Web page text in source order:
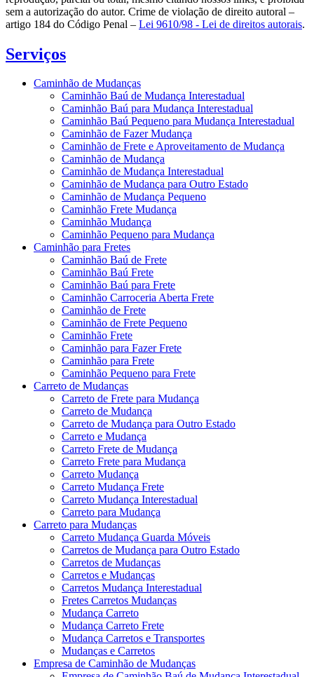
sem a autorização do autor. Crime de violação de direito autoral –
artigo 184 do Código Penal – Lei 9610/98 - Lei de direitos autorais.
Serviços
Caminhão de Mudanças
Caminhão Baú de Mudança Interestadual
Caminhão Baú para Mudança Interestadual
Caminhão Baú Pequeno para Mudança Interestadual
Caminhão de Fazer Mudança
Caminhão de Frete e Aproveitamento de Mudança
Caminhão de Mudança
Caminhão de Mudança Interestadual
Caminhão de Mudança para Outro Estado
Caminhão de Mudança Pequeno
Caminhão Frete Mudança
Caminhão Mudança
Caminhão Pequeno para Mudança
Caminhão para Fretes
Caminhão Baú de Frete
Caminhão Baú Frete
Caminhão Baú para Frete
Caminhão Carroceria Aberta Frete
Caminhão de Frete
Caminhão de Frete Pequeno
Caminhão Frete
Caminhão para Fazer Frete
Caminhão para Frete
Caminhão Pequeno para Frete
Carreto de Mudanças
Carreto de Frete para Mudança
Carreto de Mudança
Carreto de Mudança para Outro Estado
Carreto e Mudança
Carreto Frete de Mudança
Carreto Frete para Mudança
Carreto Mudança
Carreto Mudança Frete
Carreto Mudança Interestadual
Carreto para Mudança
Carreto para Mudanças
Carreto Mudança Guarda Móveis
Carretos de Mudança para Outro Estado
Carretos de Mudanças
Carretos e Mudanças
Carretos Mudança Interestadual
Fretes Carretos Mudanças
Mudança Carreto
Mudança Carreto Frete
Mudança Carretos e Transportes
Mudanças e Carretos
Empresa de Caminhão de Mudanças